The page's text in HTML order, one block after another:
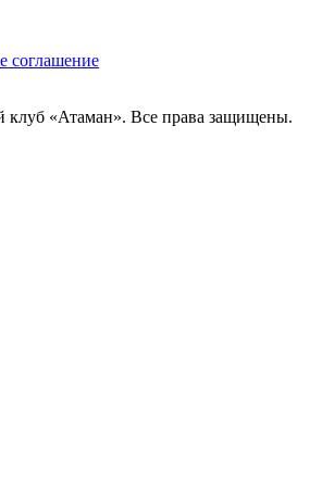
соглашение
клуб «Атаман». Все права защищены.